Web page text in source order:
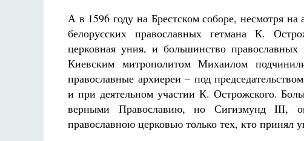
А в 1596 году на Брестском соборе, несмотря на
белорусских православных гетмана К.
церковная уния, и большинство
Киевским митрополитом Михаилом
православные архиереи – под
и при деятельном участии К. Острожского.
верными Православию, но Сигизмунд III,
православною церковью только тех, кто